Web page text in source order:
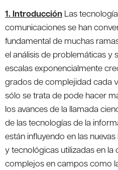
1. Introducción Las
comunicaciones se han
fundamental de muchas
el análisis de problemáticas y
escalas exponencialmente
grados de complejidad cada
sólo se trata de pode hacer
los avances de la llamada
de las tecnologías de la
están influyendo en las
y tecnológicas utilizadas en la
complejos en campos como